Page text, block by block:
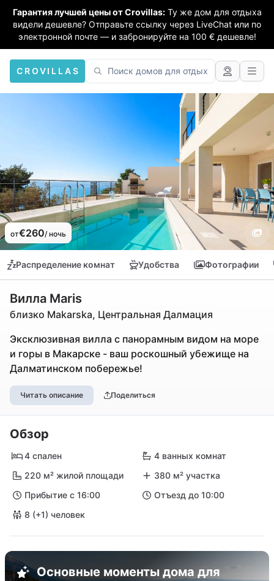
Гарантия лучшей цены от Crovillas: Ту же дом для отдыха
видели дешевле? Отправьте ссылку через LiveChat или по
электронной почте — и забронируйте на 100 € дешевле!
CROVILLAS
от€260/ ночь
Распределение комнат Удобства Фотографии
Вилла Maris
близко Makarska, Центральная Далмация
Эксклюзивная вилла с панорамным видом на море
и горы в Макарске - ваш роскошный убежище на
Далматинском побережье!
Читать описание Поделиться
Обзор
4 спален
4 ванных комнат
220 м² жилой площади
380 м² участка
Прибытие с 16:00
Отъезд до 10:00
8 (+1) человек
Основные моменты дома для